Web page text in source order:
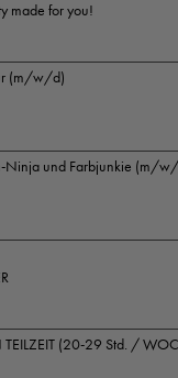
made for you!
(m/w/d)
Ninja und Farbjunkie (m/
(20-29 Std. /